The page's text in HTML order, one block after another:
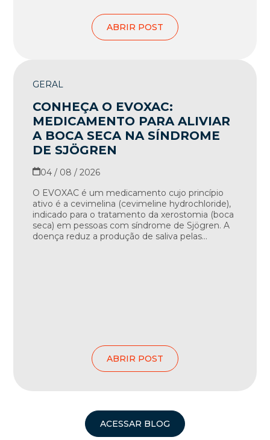
ABRIR POST
GERAL
CONHEÇA O EVOXAC:
MEDICAMENTO PARA ALIVIAR
A BOCA SECA NA SÍNDROME
DE SJÖGREN
04 / 08 / 2026
O EVOXAC é um medicamento cujo princípio
ativo é a cevimelina (cevimeline hydrochloride),
indicado para o tratamento da xerostomia (boca
seca) em pessoas com síndrome de Sjögren. A
doença reduz a produção de saliva pelas...
ABRIR POST
ACESSAR BLOG